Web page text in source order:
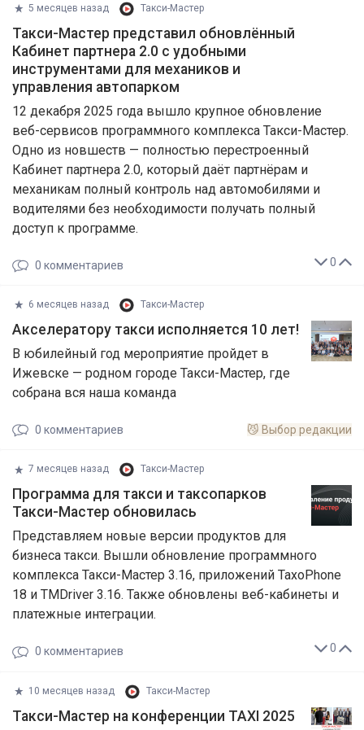
5 месяцев назад Такси-Мастер
Такси-Мастер представил обновлённый
Кабинет партнера 2.0 с удобными
инструментами для механиков и
управления автопарком
12 декабря 2025 года вышло крупное обновление
веб-сервисов программного комплекса Такси-Мастер.
Одно из новшеств — полностью перестроенный
Кабинет партнера 2.0, который даёт партнёрам и
механикам полный контроль над автомобилями и
водителями без необходимости получать полный
доступ к программе.
0
0 комментариев
6 месяцев назад Такси-Мастер
Акселератору такси исполняется 10 лет!
В юбилейный год мероприятие пройдет в
Ижевске — родном городе Такси-Мастер, где
собрана вся наша команда
😼 Выбор редакции
0 комментариев
7 месяцев назад Такси-Мастер
Программа для такси и таксопарков
Такси-Мастер обновилась
Представляем новые версии продуктов для
бизнеса такси. Вышли обновление программного
комплекса Такси-Мастер 3.16, приложений TaxoPhone
18 и TMDriver 3.16. Также обновлены веб-кабинеты и
платежные интеграции.
0
0 комментариев
10 месяцев назад Такси-Мастер
Такси-Мастер на конференции TAXI 2025